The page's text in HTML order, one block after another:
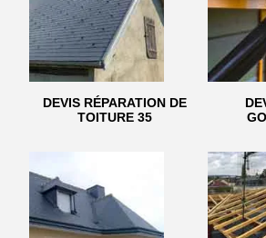
DEVIS RÉPARATION DE
TOITURE 35